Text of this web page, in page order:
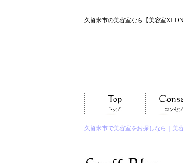
久留米市の美容室なら【美容室XI-ON
久留米市で美容室をお探しなら｜美